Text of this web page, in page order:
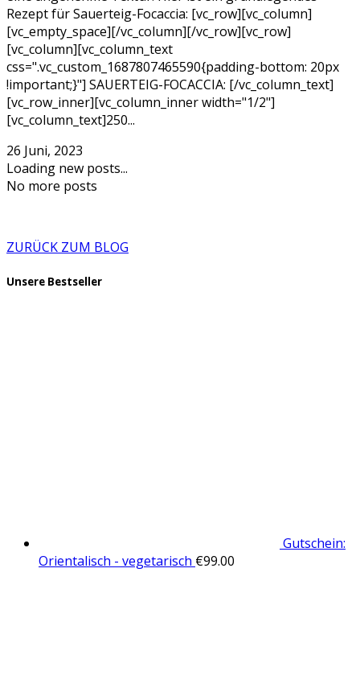
Rezept für Sauerteig-Focaccia: [vc_row][vc_column]
[vc_empty_space][/vc_column][/vc_row][vc_row]
[vc_column][vc_column_text
css=".vc_custom_1687807465590{padding-bottom: 20px
!important;}"] SAUERTEIG-FOCACCIA: [/vc_column_text]
[vc_row_inner][vc_column_inner width="1/2"]
[vc_column_text]250...
26 Juni, 2023
Loading new posts...
No more posts
ZURÜCK ZUM BLOG
Unsere Bestseller
Gutschein:
Orientalisch - vegetarisch €99.00